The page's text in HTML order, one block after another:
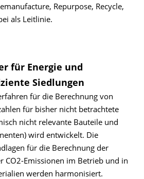
Repurpose, Recycle,
als Leitlinie.
für Energie und
Siedlungen
für die Berechnung von
für bisher nicht betrachtete
nicht relevante Bauteile und
wird entwickelt. Die
für die Berechnung der
CO2-Emissionen im Betrieb und in
werden harmonisiert.